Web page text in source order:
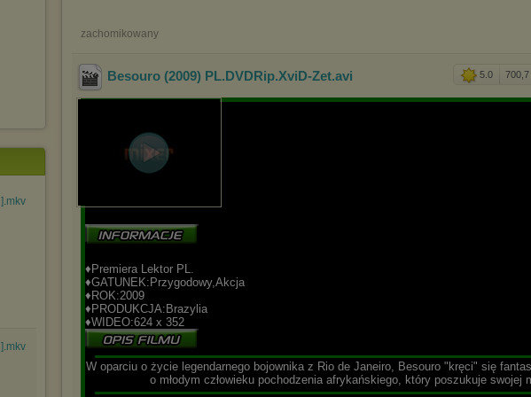
zachomikowany
5.0 700,7
Besouro (2009) PL.DVDRip.XviD-Zet.avi
♦Premiera Lektor PL.
♦GATUNEK:Przygodowy,Akcja
♦ROK:2009
♦PRODUKCJA:Brazylia
♦WIDEO:624 x 352
W oparciu o życie legendarnego bojownika z Rio de Janeiro, Besouro "kręci" się
o młodym człowieku pochodzenia afrykańskiego, który poszukuje swojej